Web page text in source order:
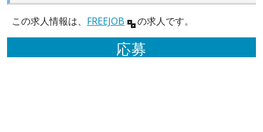
この求人情報は、 FREEJOB の求人です。
応募